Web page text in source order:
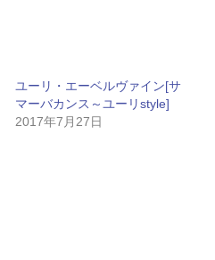
ユーリ・エーベルヴァイン[サ
マーバカンス～ユーリstyle]
2017年7月27日